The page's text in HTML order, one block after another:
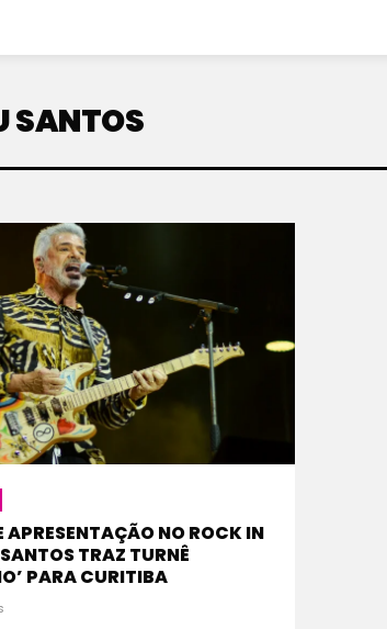
SANTOS
APRESENTAÇÃO NO ROCK IN
TRAZ TURNÊ
PARA CURITIBA